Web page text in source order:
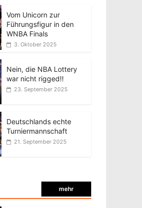
Vom Unicorn zur
Führungsfigur in den
WNBA Finals
3. Oktober 2025
Nein, die NBA Lottery
war nicht rigged!!
23. September 2025
Deutschlands echte
Turniermannschaft
21. September 2025
mehr